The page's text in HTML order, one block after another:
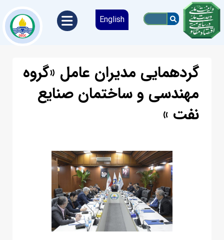
English
گردهمایی مدیران عامل «گروه
مهندسی و ساختمان صنایع
نفت »